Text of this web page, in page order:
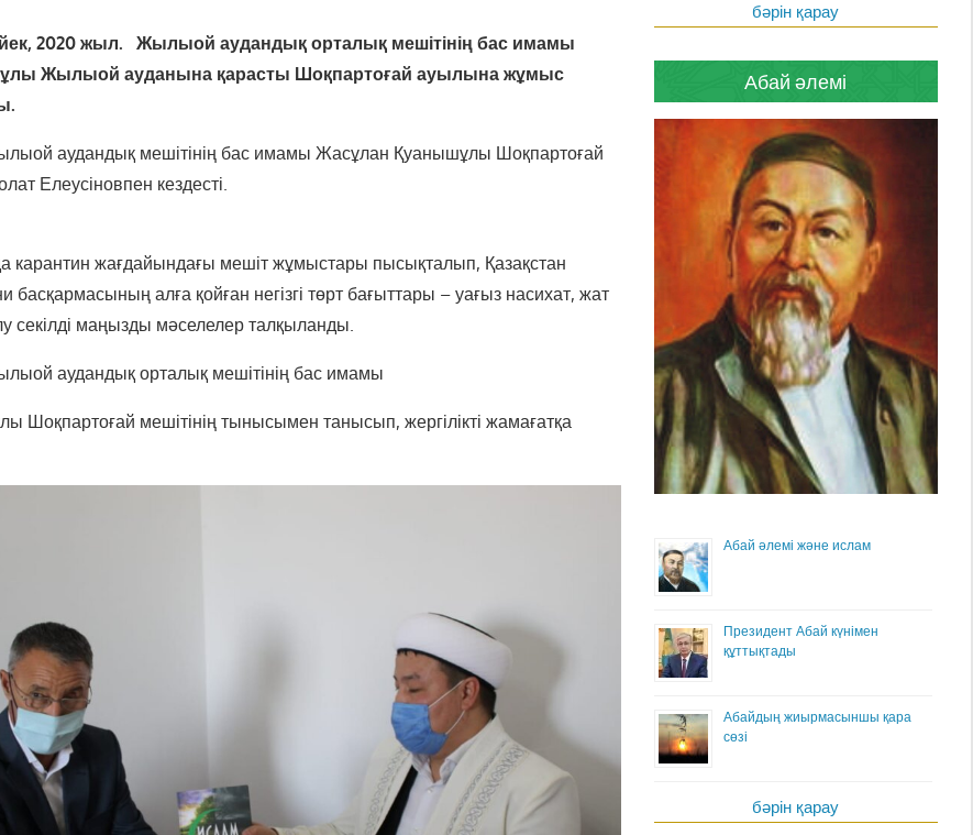
2020 жыл.
Жылыой аудандық орталық мешітінің бас имамы
Жылыой ауданына қарасты Шоқпартоғай ауылына жұмыс
аудандық мешітінің бас имамы Жасұлан Қуанышұлы Шоқпартоғай
Елеусіновпен кездесті.
карантин жағдайындағы мешіт жұмыстары пысықталып, Қазақстан
басқармасының алға қойған негізгі төрт бағыттары – уағыз насихат, жат
секілді маңызды мәселелер талқыланды.
аудандық орталық мешітінің бас имамы
Шоқпартоғай мешітінің тынысымен танысып, жергілікті жамағатқа
бәрін қарау
Абай әлемі
Абай әлемі және ислам
Президент Абай күнімен
құттықтады
Абайдың жиырмасыншы қара
сөзі
бәрін қарау